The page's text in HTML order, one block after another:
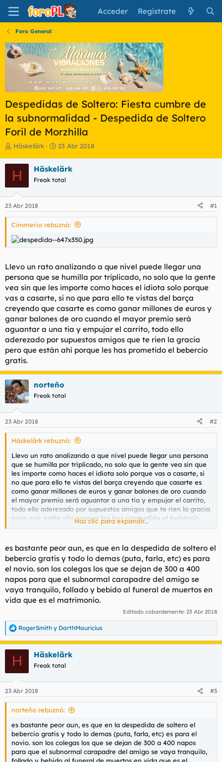
Acceder Regístrate
Foro General
Despedidas de Soltero: Fiesta cumbre de
la subnormalidad - Despedida de Soltero
Foril de Morzhilla
I
i
c
i
a
d
o
r
d
e
l
m
a
Häskelärk
F
h
a
e
n
i
i
23 Abr 2018
H Häskelärk
Freak total
23 Abr 2018 #1
Cimmerio rebuznó:
Llevo un rato analizando a que nivel puede llegar una
persona que se humilla por triplicado, no solo que la gente
vea sin que les importe como haces el idiota solo porque
vas a casarte, si no que para ello te vistas del barça
creyendo que casarte es como ganar millones de euros y
ganar balones de oro cuando el mayor premio será
aguantar a una tia y empujar el carrito, todo ello
aderezado por supuestos amigos que te rien la gracia
pero que están ahí porque les has prometido el bebercio
gratis.
norteño
Freak total
23 Abr 2018 #2
Häskelärk rebuznó:
Llevo un rato analizando a que nivel puede llegar una persona
que se humilla por triplicado, no solo que la gente vea sin que
les importe como haces el idiota solo porque vas a casarte, si
no que para ello te vistas del barça creyendo que casarte es
como ganar millones de euros y ganar balones de oro cuando
el mayor premio será aguantar a una tia y empujar el carrito,
todo ello aderezado por supuestos amigos que te rien la gracia
pero que están ahí porque les has prometido el bebercio
gratis.
Haz clic para expandir...
es bastante peor aun, es que en la despedida de soltero el
bebercio gratis y todo lo demas (puta, farla, etc) es para
el novio. son los colegas los que se dejan de 300 a 400
napos para que el subnormal carapadre del amigo se
vaya tranquilo, follado y bebido al funeral de muertos en
vida que es el matrimonio.
Editado cobardemente: 23 Abr 2018
R
e
a
e
s
RogerSmith y DarthMauricius
H Häskelärk
Freak total
23 Abr 2018 #3
norteño rebuznó:
es bastante peor aun, es que en la despedida de soltero el
bebercio gratis y todo lo demas (puta, farla, etc) es para el
novio. son los colegas los que se dejan de 300 a 400 napos
para que el subnormal carapadre del amigo se vaya tranquilo,